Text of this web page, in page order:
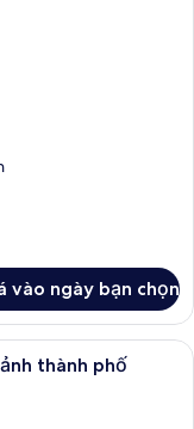
vào ngày bạn chọn
đơn Superior,
thành phố